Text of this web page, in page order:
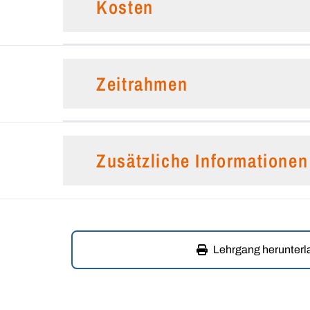
Kosten
Zeitrahmen
Zusätzliche Informationen
Lehrgang